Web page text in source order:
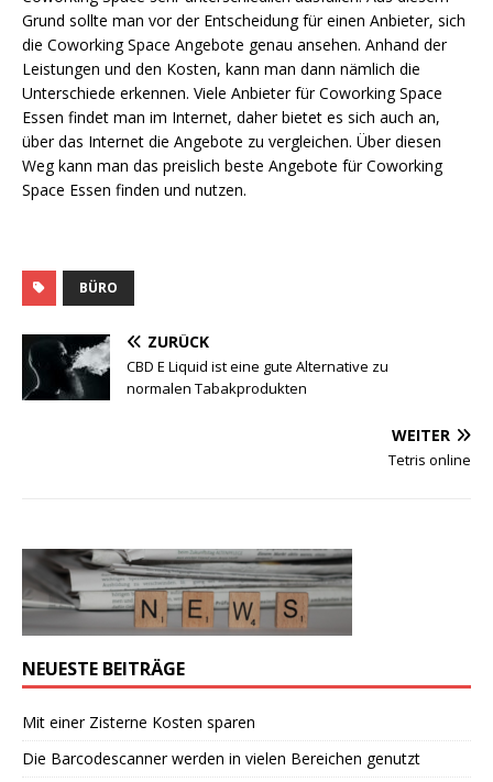
Grund sollte man vor der Entscheidung für einen Anbieter, sich
die Coworking Space Angebote genau ansehen. Anhand der
Leistungen und den Kosten, kann man dann nämlich die
Unterschiede erkennen. Viele Anbieter für Coworking Space
Essen findet man im Internet, daher bietet es sich auch an,
über das Internet die Angebote zu vergleichen. Über diesen
Weg kann man das preislich beste Angebote für Coworking
Space Essen finden und nutzen.
BÜRO
ZURÜCK
CBD E Liquid ist eine gute Alternative zu
normalen Tabakprodukten
WEITER
Tetris online
NEUESTE BEITRÄGE
Mit einer Zisterne Kosten sparen
Die Barcodescanner werden in vielen Bereichen genutzt